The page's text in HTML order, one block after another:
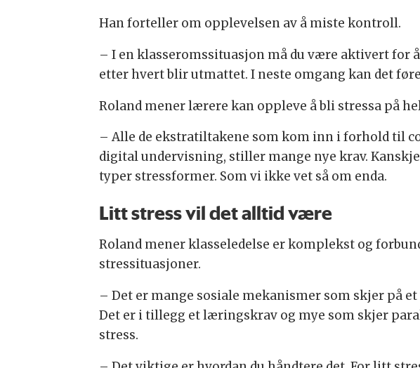
Han forteller om opplevelsen av å miste kontroll.
– I en klasseromssituasjon må du være aktivert for
etter hvert blir utmattet. I neste omgang kan det
Roland mener lærere kan oppleve å bli stressa på
– Alle de ekstratiltakene som kom inn i forhold til
digital undervisning, stiller mange nye krav.
typer stressformer. Som vi ikke vet så om enda.
Litt stress vil det alltid være
Roland mener klasseledelse er komplekst og
stressituasjoner.
– Det er mange sosiale mekanismer som skjer på
Det er i tillegg et læringskrav og mye som skjer
stress.